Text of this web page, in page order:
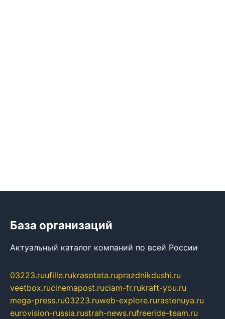
База организаций
Актуальный каталог компаний по всей России
03223.ruufille.rukrasotata.ruprazdnikdushi.ru
veetbox.rucinemapost.ruciam-fr.rukraft-you.ru
mega-press.ru03223.ruweb-explore.rurastenuya.ru
eurovision-russia.rustrah-news.rufreeride-team.ru